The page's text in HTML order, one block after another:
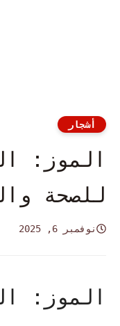
أشجار
الموز:
للصحة
نوفمبر 6, 2025
الموز: